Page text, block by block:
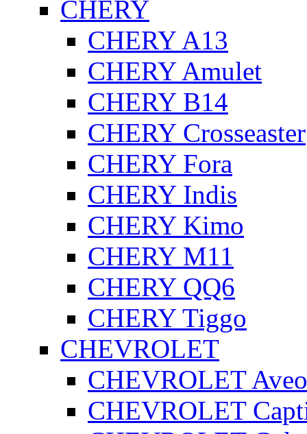
CHERY
CHERY A13
CHERY Amulet
CHERY B14
CHERY Crosseaster
CHERY Fora
CHERY Indis
CHERY Kimo
CHERY M11
CHERY QQ6
CHERY Tiggo
CHEVROLET
CHEVROLET Aveo
CHEVROLET